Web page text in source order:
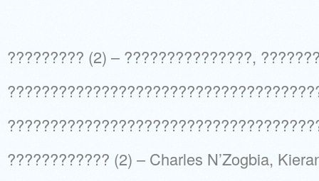
????????? (2) – ???????????????,
???????????? (2) – Charles N’Zogbia,